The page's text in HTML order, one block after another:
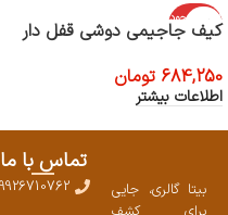
اتمام موجود
ی
کیف جاجیمی دوشی قفل دار
684,250 تومان
اطلاعات بیشتر
بیتا گالری، جایی
تماس با ما